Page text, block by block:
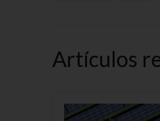
Artículos